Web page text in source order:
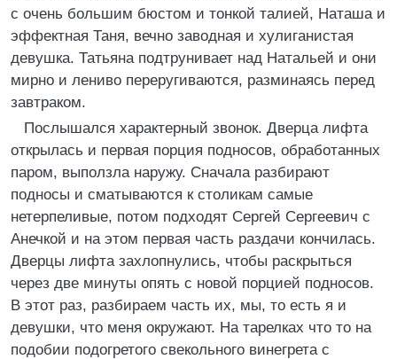
с очень большим бюстом и тонкой талией, Наташа и
эффектная Таня, вечно заводная и хулиганистая
девушка. Татьяна подтрунивает над Натальей и они
мирно и лениво переругиваются, разминаясь перед
завтраком.
Послышался характерный звонок. Дверца лифта
открылась и первая порция подносов, обработанных
паром, выползла наружу. Сначала разбирают
подносы и сматываются к столикам самые
нетерпеливые, потом подходят Сергей Сергеевич с
Анечкой и на этом первая часть раздачи кончилась.
Дверцы лифта захлопнулись, чтобы раскрыться
через две минуты опять с новой порцией подносов.
В этот раз, разбираем часть их, мы, то есть я и
девушки, что меня окружают. На тарелках что то на
подобии подогретого свекольного винегрета с